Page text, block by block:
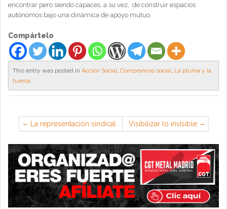
encontrar pero siendo capaces, a su vez, de construir espacios
autónomos bajo una dinámica de apoyo mutuo.
Compártelo
This entry was posted in Acción Social, Compromiso social, La pluma y la
tuerca.
La representación sindical Visibilizar lo invisible